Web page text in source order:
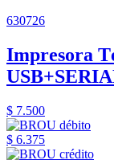
630726
Impresora
$ 7.500
$ 6.375